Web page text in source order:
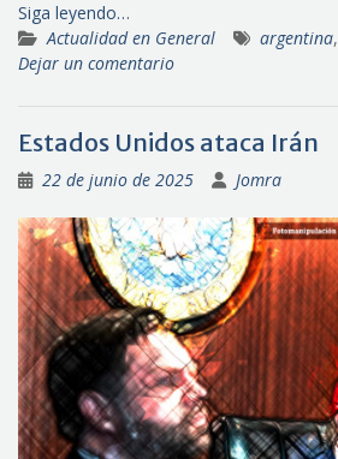
Siga leyendo…
Actualidad en General
argentina,
Dejar un comentario
Estados Unidos ataca Irán
22 de junio de 2025 Jomra